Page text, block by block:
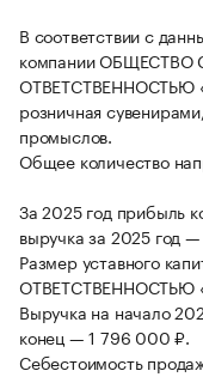
В соответствии с
компании
ОТВЕТСТВЕННОСТЬЮ
розничная
промыслов.
Общее количество
За 2025 год прибыль
выручка за 2025 год
Размер уставного
ОТВЕТСТВЕННОСТЬЮ
Выручка на начало
конец — 1 796 000 ₽.
Себестоимость